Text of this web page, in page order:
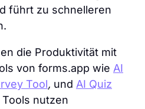
führt zu schnelleren
die Produktivität mit
von forms.app wie AI
Tool, und AI Quiz
nutzen